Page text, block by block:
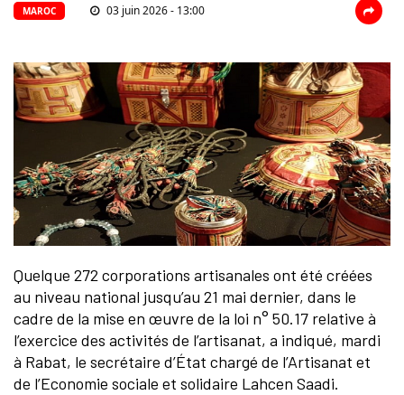
MAROC 03 juin 2026 - 13:00
Quelque 272 corporations artisanales ont été créées
au niveau national jusqu’au 21 mai dernier, dans le
cadre de la mise en œuvre de la loi n° 50.17 relative à
l’exercice des activités de l’artisanat, a indiqué, mardi
à Rabat, le secrétaire d’État chargé de l’Artisanat et
de l’Economie sociale et solidaire Lahcen Saadi.